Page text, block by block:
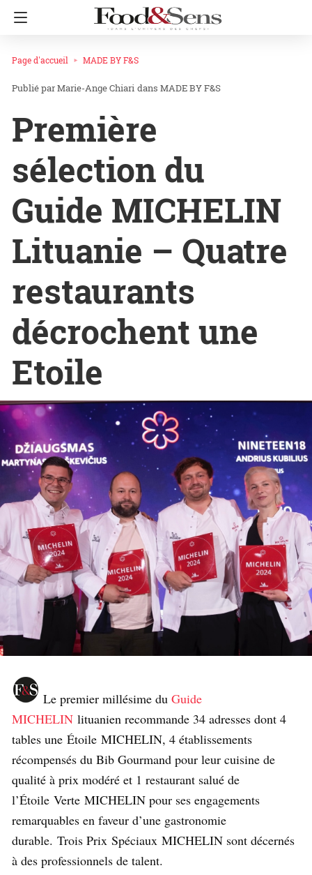
Page d'accueil MADE BY F&S
Marie-Ange Chiari dans MADE BY F&S
Première
sélection du
Guide MICHELIN
Lituanie – Quatre
restaurants
décrochent une
Etoile
Le premier millésime du Guide
MICHELIN lituanien recommande 34 adresses dont 4
tables une Étoile MICHELIN, 4 établissements
récompensés du Bib Gourmand pour leur cuisine de
qualité à prix modéré et 1 restaurant salué de
l’Étoile Verte MICHELIN pour ses engagements
remarquables en faveur d’une gastronomie
durable. Trois Prix Spéciaux MICHELIN sont décernés
à des professionnels de talent.